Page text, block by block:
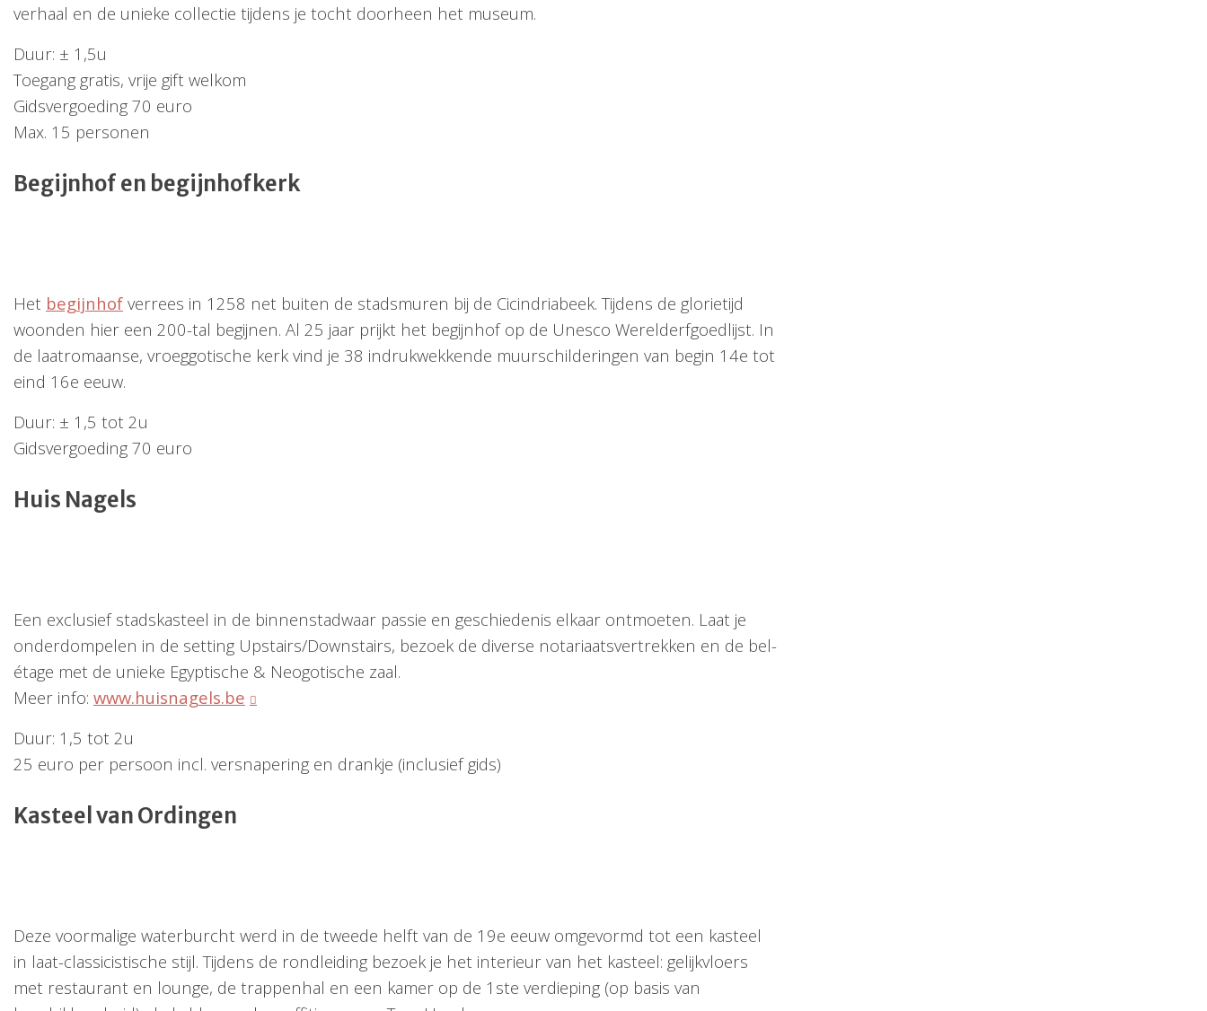
verhaal en de unieke collectie tijdens je tocht doorheen het museum.
Duur: ± 1,5u
Toegang gratis, vrije gift welkom
Gidsvergoeding 70 euro
Max. 15 personen
Begijnhof en begijnhofkerk
Het begijnhof verrees in 1258 net buiten de stadsmuren bij de Cicindriabeek. Tijdens de glorietijd
woonden hier een 200-tal begijnen. Al 25 jaar prijkt het begijnhof op de Unesco Werelderfgoedlijst. In
de laatromaanse, vroeggotische kerk vind je 38 indrukwekkende muurschilderingen van begin 14e tot
eind 16e eeuw.
Duur: ± 1,5 tot 2u
Gidsvergoeding 70 euro
Huis Nagels
Een exclusief stadskasteel in de binnenstadwaar passie en geschiedenis elkaar ontmoeten. Laat je
onderdompelen in de setting Upstairs/Downstairs, bezoek de diverse notariaatsvertrekken en de bel-
étage met de unieke Egyptische & Neogotische zaal.
Meer info: www.huisnagels.be
Duur: 1,5 tot 2u
25 euro per persoon incl. versnapering en drankje (inclusief gids)
Kasteel van Ordingen
Deze voormalige waterburcht werd in de tweede helft van de 19e eeuw omgevormd tot een kasteel
in laat-classicistische stijl. Tijdens de rondleiding bezoek je het interieur van het kasteel: gelijkvloers
met restaurant en lounge, de trappenhal en een kamer op de 1ste verdieping (op basis van